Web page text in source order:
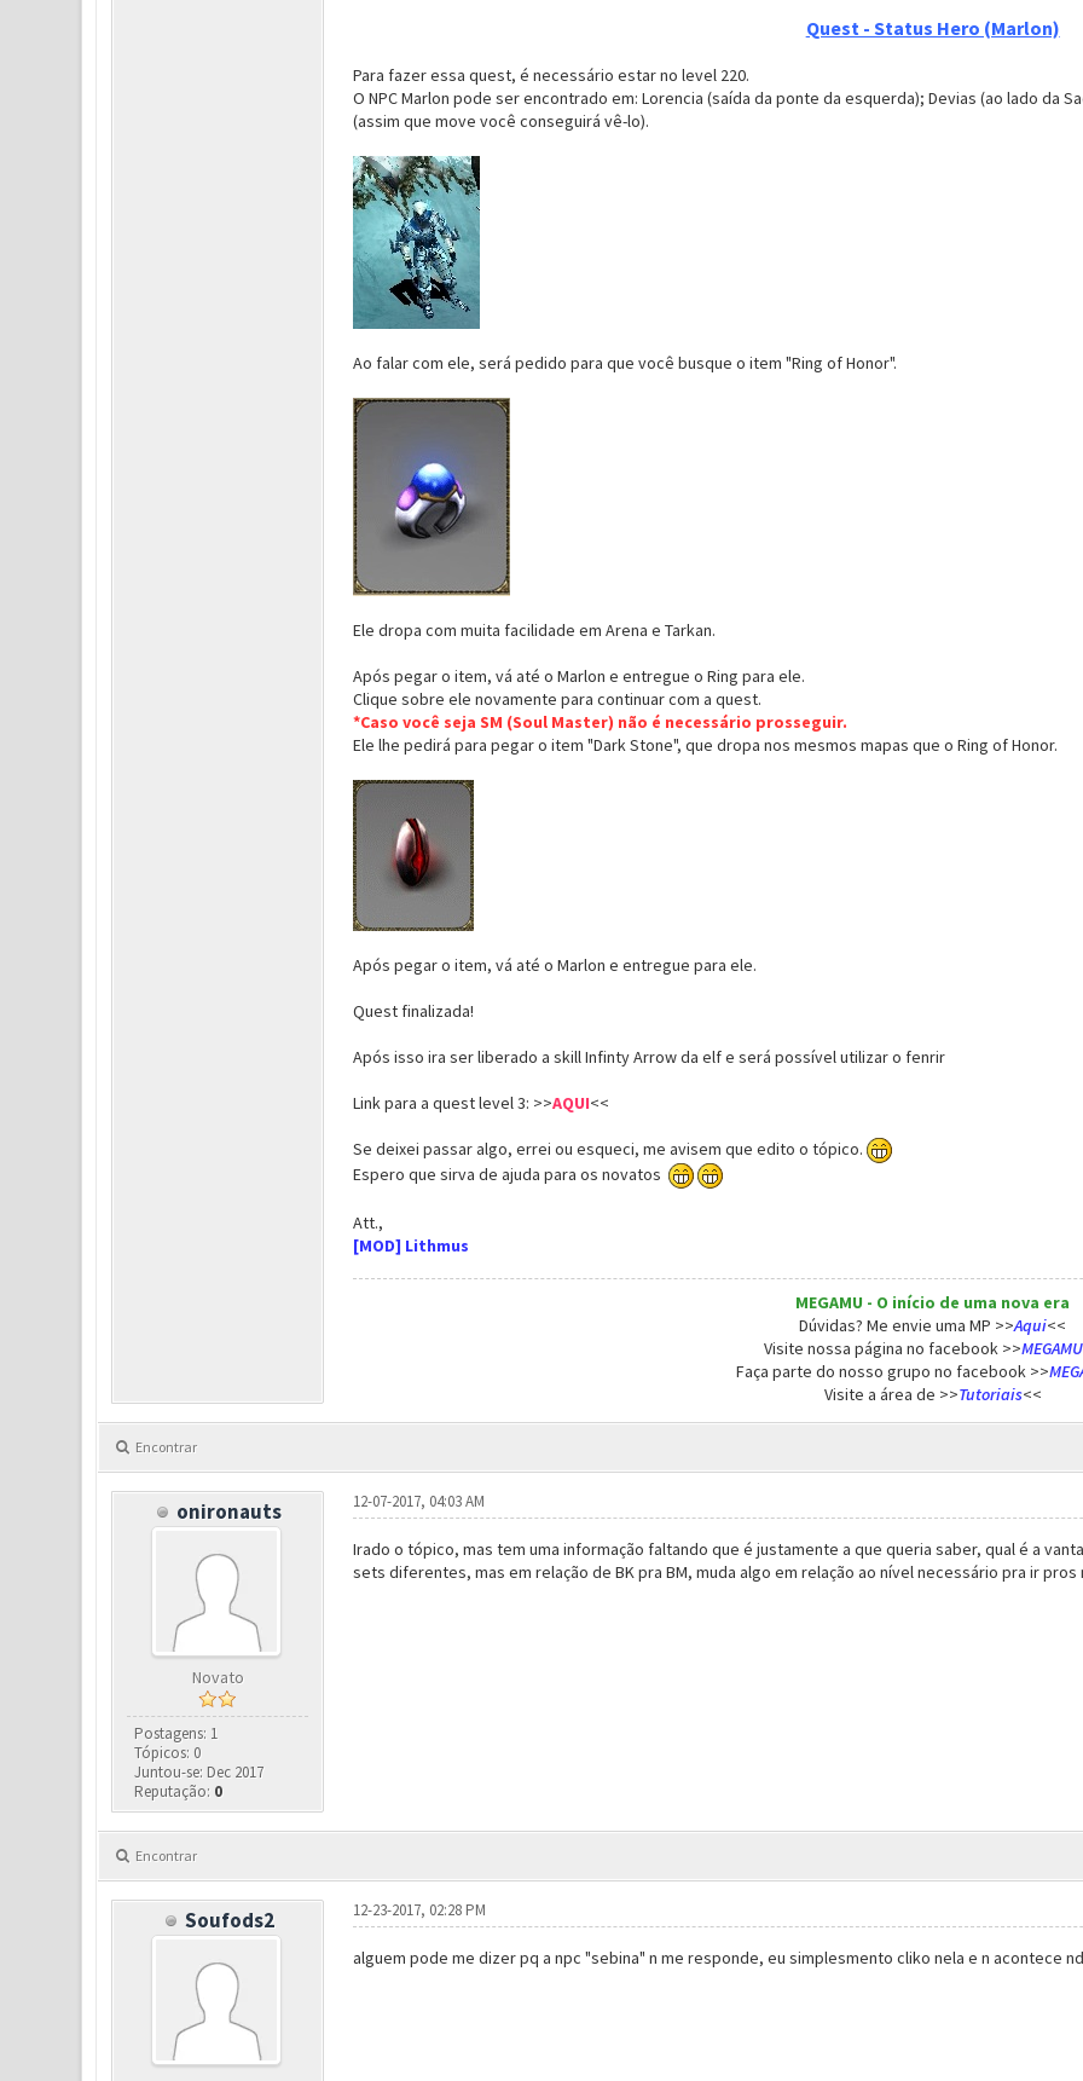
Quest - Status Hero (Marlon)
Para fazer essa quest, é necessário estar no level 220.
O NPC Marlon pode ser encontrado em: Lorencia (saída da ponte da esquerda); Devias (ao lado da
(assim que move você conseguirá vê-lo).
Ao falar com ele, será pedido para que você busque o item "Ring of Honor".
Ele dropa com muita facilidade em Arena e Tarkan.
Após pegar o item, vá até o Marlon e entregue o Ring para ele.
Clique sobre ele novamente para continuar com a quest.
*Caso você seja SM (Soul Master) não é necessário prosseguir.
Ele lhe pedirá para pegar o item "Dark Stone", que dropa nos mesmos mapas que o Ring of Honor.
Após pegar o item, vá até o Marlon e entregue para ele.
Quest finalizada!
Após isso ira ser liberado a skill Infinty Arrow da elf e será possível utilizar o fenrir
Link para a quest level 3: >>AQUI<<
Se deixei passar algo, errei ou esqueci, me avisem que edito o tópico.
Espero que sirva de ajuda para os novatos
Att.,
[MOD] Lithmus
MEGAMU - O início de uma nova era
Dúvidas? Me envie uma MP >>Aqui<<
Visite nossa página no facebook >>MEGAMU
Faça parte do nosso grupo no facebook >>
Visite a área de >>Tutoriais<<
Encontrar
onironauts
Novato
Postagens: 1
Tópicos: 0
Juntou-se: Dec 2017
Reputação: 0
12-07-2017, 04:03 AM
Irado o tópico, mas tem uma informação faltando que é justamente a que queria saber, qual é a
sets diferentes, mas em relação de BK pra BM, muda algo em relação ao nível necessário pra ir pros
Encontrar
Soufods2 12-23-2017, 02:28 PM
alguem pode me dizer pq a npc "sebina" n me responde, eu simplesmento cliko nela e n acontece nd